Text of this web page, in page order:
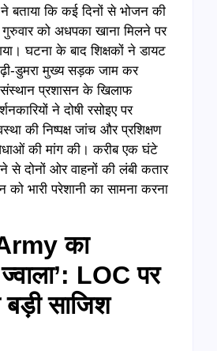
ने बताया कि कई दिनों से भोजन की
गुरुवार को अधपका खाना मिलने पर
घटना के बाद शिक्षकों ने डायट
डुमरा मुख्य सड़क जाम कर
प्रशासन के खिलाफ
ने दोषी रसोइए पर
की निष्पक्ष जांच और प्रशिक्षण
की मांग की। करीब एक घंटे
दोनों ओर वाहनों की लंबी कतार
भारी परेशानी का सामना करना
का
LOC पर
साजिश